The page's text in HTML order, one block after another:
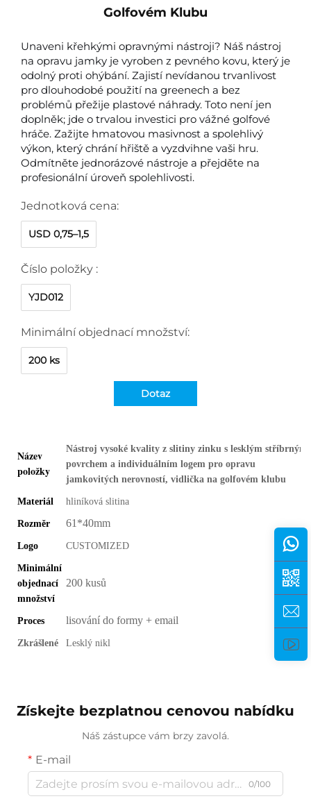
Golfovém Klubu
Unaveni křehkými opravnými nástroji? Náš nástroj
na opravu jamky je vyroben z pevného kovu, který je
odolný proti ohýbání. Zajistí nevídanou trvanlivost
pro dlouhodobé použití na greenech a bez
problémů přežije plastové náhrady. Toto není jen
doplněk; jde o trvalou investici pro vážné golfové
hráče. Zažijte hmatovou masivnost a spolehlivý
výkon, který chrání hřiště a vyzdvihne vaši hru.
Odmítněte jednorázové nástroje a přejděte na
profesionální úroveň spolehlivosti.
Jednotková cena:
USD 0,75–1,5
Číslo položky :
YJD012
Minimální objednací množství:
200 ks
Dotaz
Název
položky
Nástroj vysoké kvality z slitiny zinku s lesklým stříbrným
povrchem a individuálním logem pro opravu
jamkovitých nerovností, vidlička na golfovém klubu
Materiál hliníková slitina
Rozměr 61*40mm
Logo CUSTOMIZED
Minimální
objednací
množství
200 kusů
Proces lisování do formy + email
Zkrášlené Lesklý nikl
Získejte bezplatnou cenovou nabídku
Náš zástupce vám brzy zavolá.
E-mail
0/100